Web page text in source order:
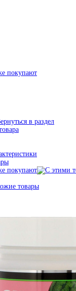
покупают
покупают